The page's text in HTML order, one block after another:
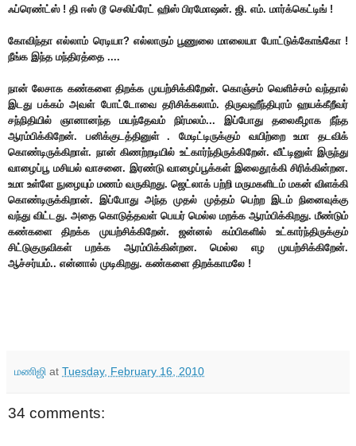
ஃப்ரெண்ட்ஸ் ! தி ஈஸ் டூ செலிப்ரேட் ஹிஸ் பிரமோஷன். ஜி. எம். மார்க்கெட்டிங் !
கோவிந்தா எல்லாம் ரெடியா? எல்லாரும் பூணுலை மாலையா போட்டுக்கோங்கோ !
நீங்க இந்த மந்திரத்தை ....
நான் லேசாக கண்களை திறக்க முயற்சிக்கிறேன். கொஞ்சம் வெளிச்சம் வந்தால்
இடது பக்கம் அவள் போட்டோவை தரிசிக்கலாம். திருவஹீந்திபுரம் ஹயக்கீறீவர்
சந்நிதியில் ஞானானந்த மயந்தேவம் நிர்மலம்... இப்போது தலைகீழாக நீந்த
ஆரம்பிக்கிறேன். பனிக்குடத்தினுள் . மேடிட்டிருக்கும் வயிற்றை உமா தடவிக்
கொண்டிருக்கிறாள். நான் கிணற்றடியில் உட்கார்ந்திருக்கிறேன். வீட்டினுள் இருந்து
வாழைப்பூ மசியல் வாசனை. இரண்டு வாழைப்பூக்கள் இலைதூக்கி சிரிக்கின்றன.
உமா உள்ளே நுழையும் மணம் வருகிறது. ஜெட்லாக் பற்றி மருமகளிடம் மகன் விளக்கி
கொண்டிருக்கிறான். இப்போது அந்த முதல் முத்தம் பெற்ற இடம் நினைவுக்கு
வந்து விட்டது. அதை கொடுத்தவள் பெயர் மெல்ல மறக்க ஆரம்பிக்கிறது. மீண்டும்
கண்களை திறக்க முயற்சிக்கிறேன். ஜன்னல் கம்பிகளில் உட்கார்ந்திருக்கும்
சிட்டுகுருவிகள் பறக்க ஆரம்பிக்கின்றன. மெல்ல எழ முயற்சிக்கிறேன்.
ஆச்சர்யம்.. என்னால் முடிகிறது. கண்களை திறக்காமலே !
மணிஜி at Tuesday, February 16, 2010
34 comments: